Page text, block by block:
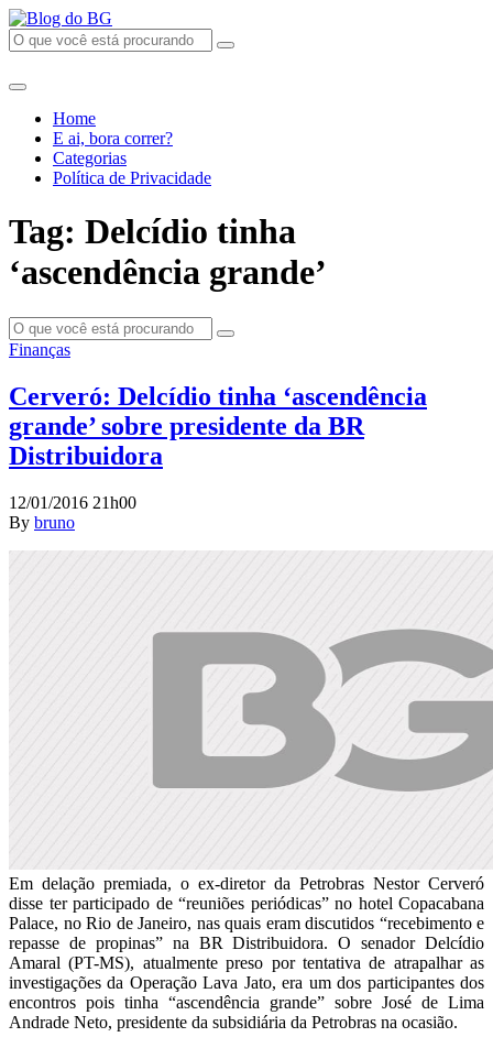
Home
E ai, bora correr?
Categorias
Política de Privacidade
Tag: Delcídio tinha
‘ascendência grande’
Finanças
Cerveró: Delcídio tinha ‘ascendência
grande’ sobre presidente da BR
Distribuidora
12/01/2016 21h00
By bruno
Em delação premiada, o ex-diretor da Petrobras Nestor Cerveró
disse ter participado de “reuniões periódicas” no hotel Copacabana
Palace, no Rio de Janeiro, nas quais eram discutidos “recebimento e
repasse de propinas” na BR Distribuidora. O senador Delcídio
Amaral (PT-MS), atualmente preso por tentativa de atrapalhar as
investigações da Operação Lava Jato, era um dos participantes dos
encontros pois tinha “ascendência grande” sobre José de Lima
Andrade Neto, presidente da subsidiária da Petrobras na ocasião.